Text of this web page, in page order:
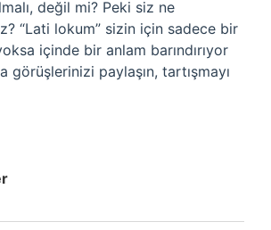
değil mi? Peki siz ne
“Lati lokum” sizin için sadece bir
içinde bir anlam barındırıyor
görüşlerinizi paylaşın, tartışmayı